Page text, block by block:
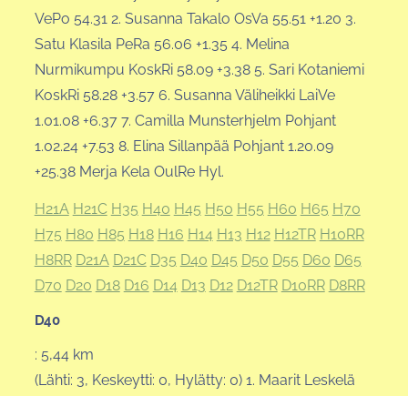
VePo 54.31 2. Susanna Takalo OsVa 55.51 +1.20 3.
Satu Klasila PeRa 56.06 +1.35 4. Melina
Nurmikumpu KoskRi 58.09 +3.38 5. Sari Kotaniemi
KoskRi 58.28 +3.57 6. Susanna Väliheikki LaiVe
1.01.08 +6.37 7. Camilla Munsterhjelm Pohjant
1.02.24 +7.53 8. Elina Sillanpää Pohjant 1.20.09
+25.38 Merja Kela OulRe Hyl.
H21A H21C H35 H40 H45 H50 H55 H60 H65 H70
H75 H80 H85 H18 H16 H14 H13 H12 H12TR H10RR
H8RR D21A D21C D35 D40 D45 D50 D55 D60 D65
D70 D20 D18 D16 D14 D13 D12 D12TR D10RR D8RR
D40
: 5,44 km
(Lähti: 3, Keskeytti: 0, Hylätty: 0) 1. Maarit Leskelä